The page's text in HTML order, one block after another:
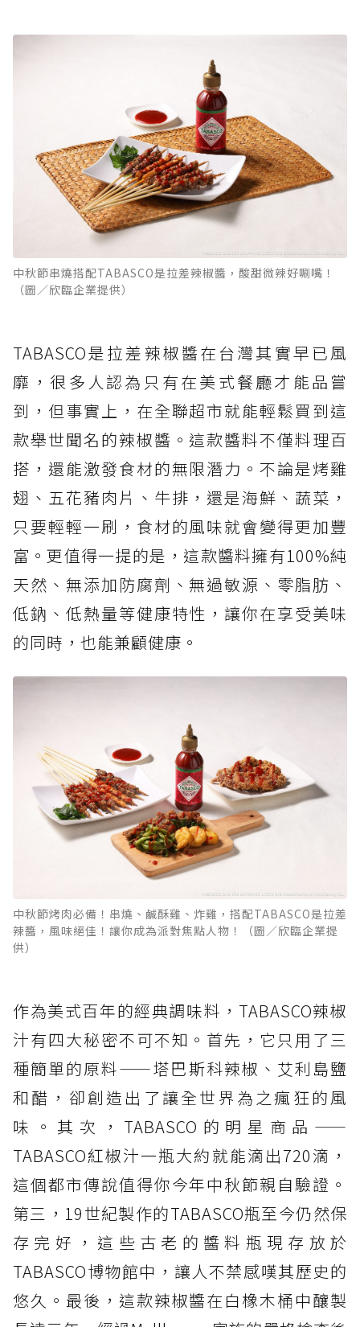
中秋節串燒搭配TABASCO是拉差辣椒醬，酸甜微辣好唰嘴！
（圖／欣臨企業提供）
TABASCO是拉差辣椒醬在台灣其實早已風
靡，很多人認為只有在美式餐廳才能品嘗
到，但事實上，在全聯超市就能輕鬆買到這
款舉世聞名的辣椒醬。這款醬料不僅料理百
搭，還能激發食材的無限潛力。不論是烤雞
翅、五花豬肉片、牛排，還是海鮮、蔬菜，
只要輕輕一刷，食材的風味就會變得更加豐
富。更值得一提的是，這款醬料擁有100%純
天然、無添加防腐劑、無過敏源、零脂肪、
低鈉、低熱量等健康特性，讓你在享受美味
的同時，也能兼顧健康。
中秋節烤肉必備！串燒、鹹酥雞、炸雞，搭配TABASCO是拉差
辣醬，風味絕佳！讓你成為派對焦點人物！（圖／欣臨企業提
供）
作為美式百年的經典調味料，TABASCO辣椒
汁有四大秘密不可不知。首先，它只用了三
種簡單的原料——塔巴斯科辣椒、艾利島鹽
和醋，卻創造出了讓全世界為之瘋狂的風
味。其次，TABASCO的明星商品——
TABASCO紅椒汁一瓶大約就能滴出720滴，
這個都市傳說值得你今年中秋節親自驗證。
第三，19世紀製作的TABASCO瓶至今仍然保
存完好，這些古老的醬料瓶現存放於
TABASCO博物館中，讓人不禁感嘆其歷史的
悠久。最後，這款辣椒醬在白橡木桶中釀製